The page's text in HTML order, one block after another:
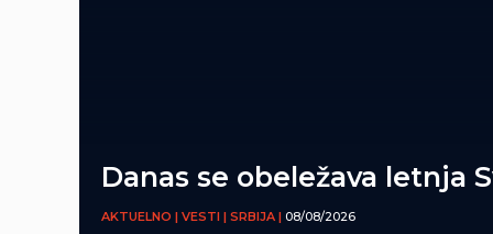
Danas se obeležava letnja
AKTUELNO | VESTI | SRBIJA | 08/08/2026